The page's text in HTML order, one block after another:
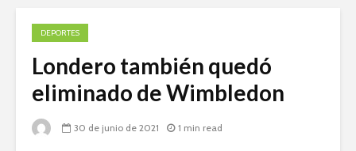
DEPORTES
Londero también quedó
eliminado de Wimbledon
30 de junio de 2021 1 min read